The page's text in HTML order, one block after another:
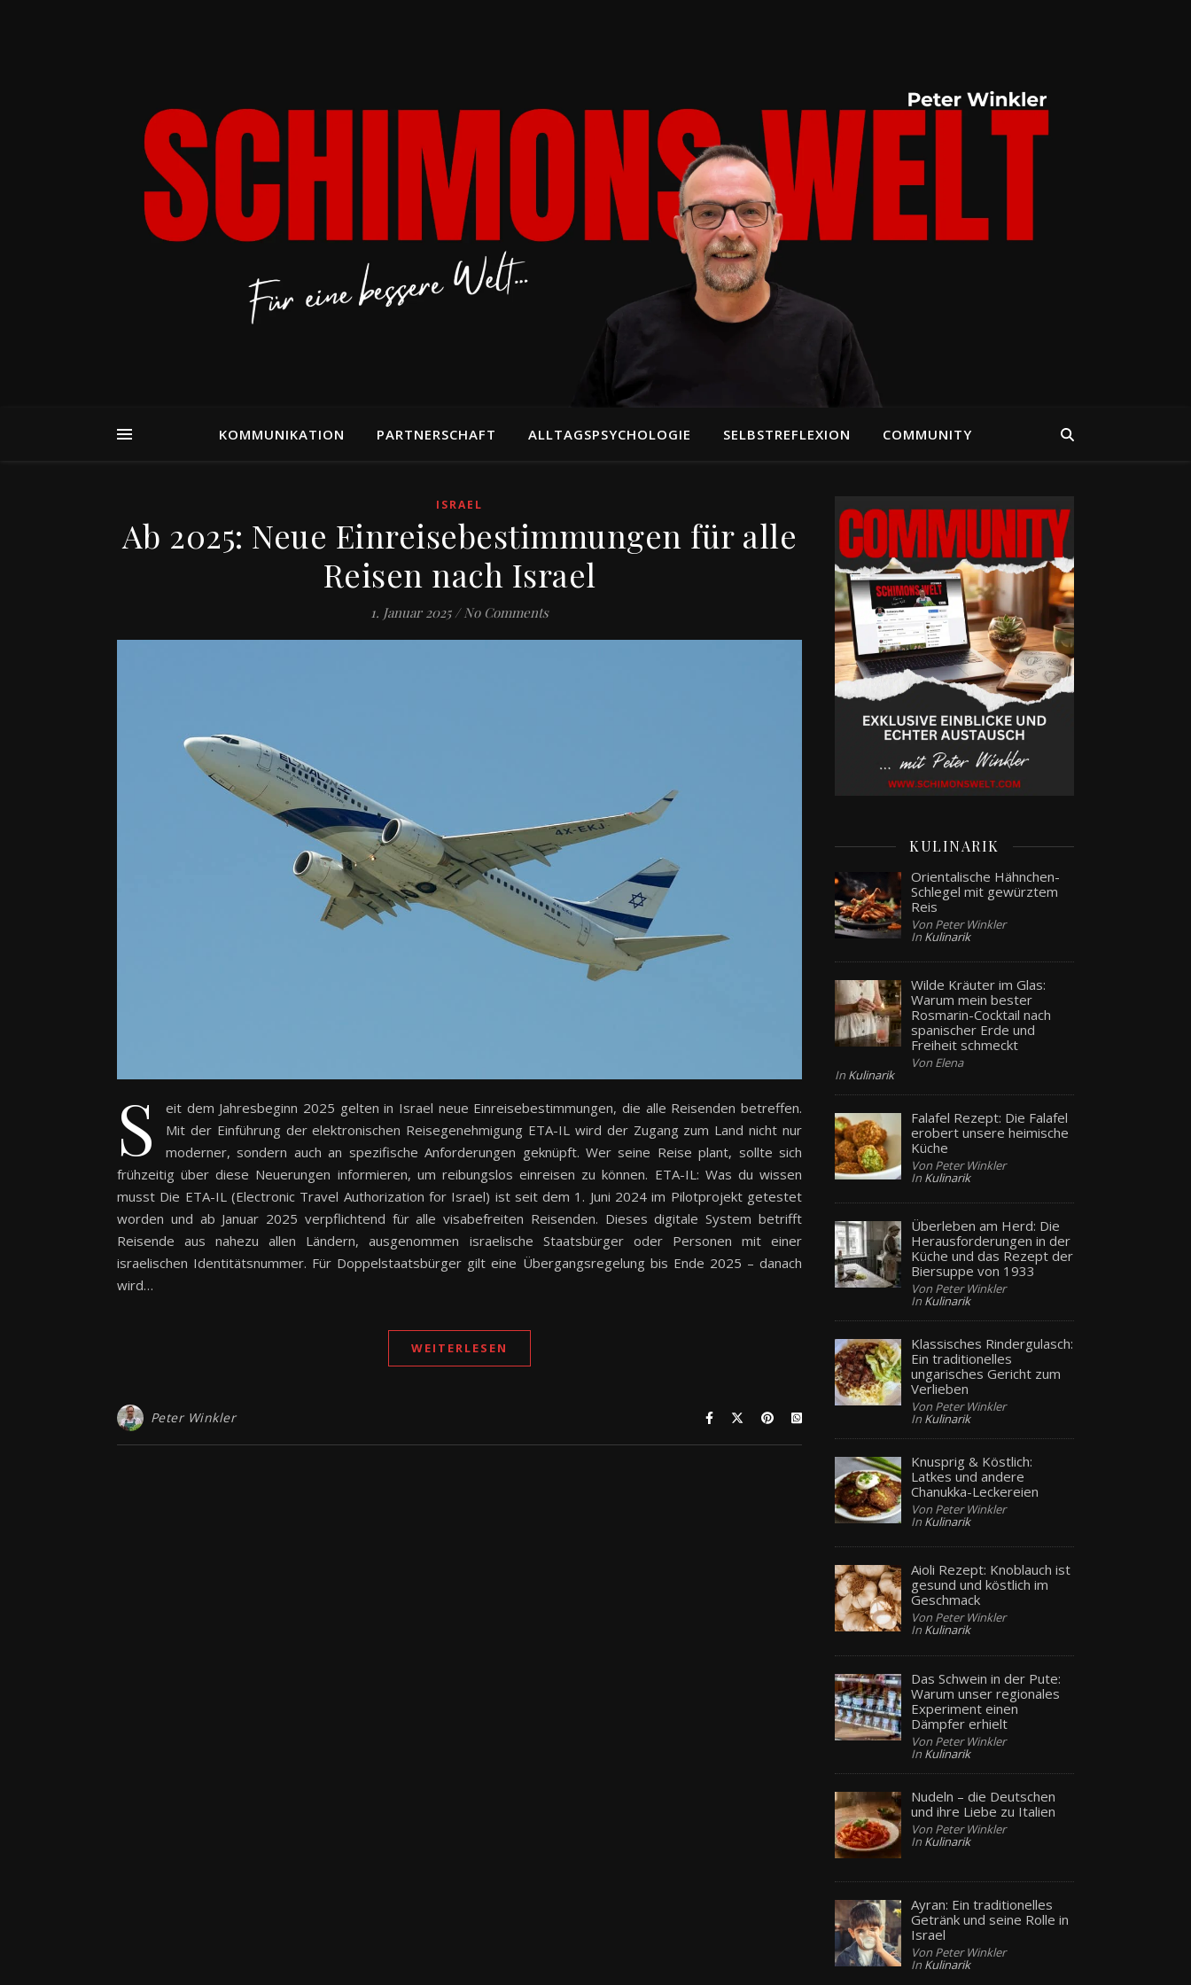
KOMMUNIKATION PARTNERSCHAFT ALLTAGSPSYCHOLOGIE SELBSTREFLEXION COMMUNITY
ISRAEL
Ab 2025: Neue Einreisebestimmungen für alle
Reisen nach Israel
1. Januar 2025 / No Comments
S
eit dem Jahresbeginn 2025 gelten in Israel neue Einreisebestimmungen, die alle Reisenden betreffen.
Mit der Einführung der elektronischen Reisegenehmigung ETA-IL wird der Zugang zum Land nicht nur
moderner, sondern auch an spezifische Anforderungen geknüpft. Wer seine Reise plant, sollte sich
frühzeitig über diese Neuerungen informieren, um reibungslos einreisen zu können. ETA-IL: Was du wissen
musst Die ETA-IL (Electronic Travel Authorization for Israel) ist seit dem 1. Juni 2024 im Pilotprojekt getestet
worden und ab Januar 2025 verpflichtend für alle visabefreiten Reisenden. Dieses digitale System betrifft
Reisende aus nahezu allen Ländern, ausgenommen israelische Staatsbürger oder Personen mit einer
israelischen Identitätsnummer. Für Doppelstaatsbürger gilt eine Übergangsregelung bis Ende 2025 – danach
wird…
WEITERLESEN
Peter Winkler
KULINARIK
Orientalische Hähnchen-
Schlegel mit gewürztem
Reis
Von Peter Winkler
In Kulinarik
Wilde Kräuter im Glas:
Warum mein bester
Rosmarin-Cocktail nach
spanischer Erde und
Freiheit schmeckt
Von Elena
In Kulinarik
Falafel Rezept: Die Falafel
erobert unsere heimische
Küche
Von Peter Winkler
In Kulinarik
Überleben am Herd: Die
Herausforderungen in der
Küche und das Rezept der
Biersuppe von 1933
Von Peter Winkler
In Kulinarik
Klassisches Rindergulasch:
Ein traditionelles
ungarisches Gericht zum
Verlieben
Von Peter Winkler
In Kulinarik
Knusprig & Köstlich:
Latkes und andere
Chanukka-Leckereien
Von Peter Winkler
In Kulinarik
Aioli Rezept: Knoblauch ist
gesund und köstlich im
Geschmack
Von Peter Winkler
In Kulinarik
Das Schwein in der Pute:
Warum unser regionales
Experiment einen
Dämpfer erhielt
Von Peter Winkler
In Kulinarik
Nudeln – die Deutschen
und ihre Liebe zu Italien
Von Peter Winkler
In Kulinarik
Ayran: Ein traditionelles
Getränk und seine Rolle in
Israel
Von Peter Winkler
In Kulinarik